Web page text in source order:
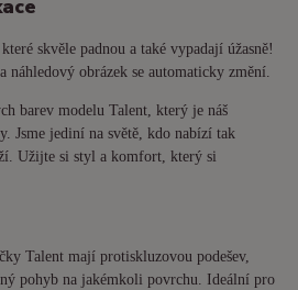
skvěle padnou a také vypadají úžasně!
náhledový obrázek se automaticky změní.
barev modelu Talent, který je náš
Jsme jediní na světě, kdo nabízí tak
Užijte si styl a komfort, který si
Talent mají protiskluzovou podešev,
pohyb na jakémkoli povrchu. Ideální pro